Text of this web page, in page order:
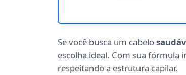
Se você busca um cabelo
escolha ideal. Com sua fórmula
respeitando a estrutura capilar.